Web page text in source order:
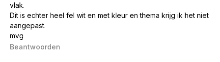
vlak.
Dit is echter heel fel wit en met kleur en thema krijg ik het niet
aangepast.
mvg
Beantwoorden